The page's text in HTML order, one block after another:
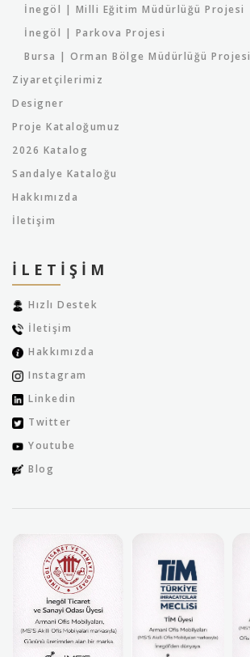
İnegöl | Milli Eğitim Müdürlüğü Projesi
İnegöl | Parkova Projesi
Bursa | Orman Bölge Müdürlüğü Projesi
Ziyaretçilerimiz
Designer
Proje Kataloğumuz
2026 Katalog
Sandalye Kataloğu
Hakkımızda
İletişim
İLETIŞIM
Hızlı Destek
İletişim
Hakkımızda
Instagram
Linkedin
Twitter
Youtube
Blog